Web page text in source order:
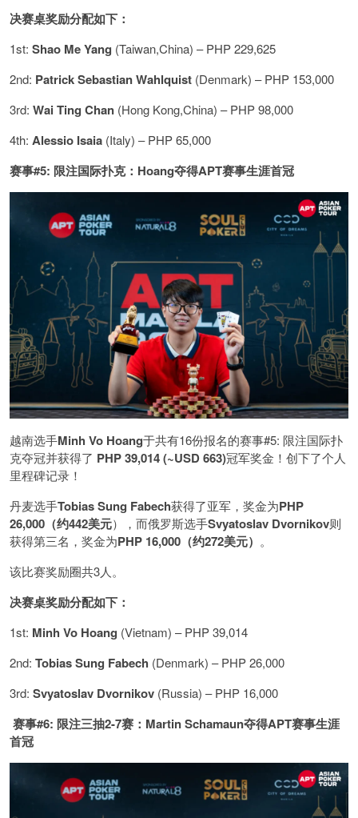
决赛桌奖励分配如下：
1st: Shao Me Yang (Taiwan,China) – PHP 229,625
2nd: Patrick Sebastian Wahlquist (Denmark) – PHP 153,000
3rd: Wai Ting Chan (Hong Kong,China) – PHP 98,000
4th: Alessio Isaia (Italy) – PHP 65,000
赛事#5: 限注国际扑克：Hoang夺得APT赛事生涯首冠
越南选手Minh Vo Hoang于共有16份报名的赛事#5: 限注国际扑
克夺冠并获得了 PHP 39,014 (~USD 663)冠军奖金！创下了个人
里程碑记录！
丹麦选手Tobias Sung Fabech获得了亚军，奖金为PHP
26,000（约442美元），而俄罗斯选手Svyatoslav Dvornikov则
获得第三名，奖金为PHP 16,000（约272美元） 。
该比赛奖励圈共3人。
决赛桌奖励分配如下：
1st: Minh Vo Hoang (Vietnam) – PHP 39,014
2nd: Tobias Sung Fabech (Denmark) – PHP 26,000
3rd: Svyatoslav Dvornikov (Russia) – PHP 16,000
赛事#6: 限注三抽2-7赛：Martin Schamaun夺得APT赛事生涯
首冠